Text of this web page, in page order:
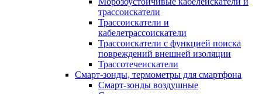
трассоискатели
Трассоискатели и
кабелетрассоискатели
Трассоискатели с функцией поиска
повреждений внешней изоляции
Трассотечеискатели
Смарт-зонды, термометры для смартфона
Смарт-зонды воздушные